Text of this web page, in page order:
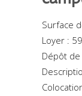
Surface
Loyer :
Dépôt